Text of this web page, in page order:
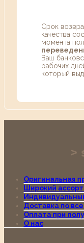
Срок
качества
момента
Ваш
рабочих
который
Оригинальная
Широкий
Доставка по
Оплата при
О нас